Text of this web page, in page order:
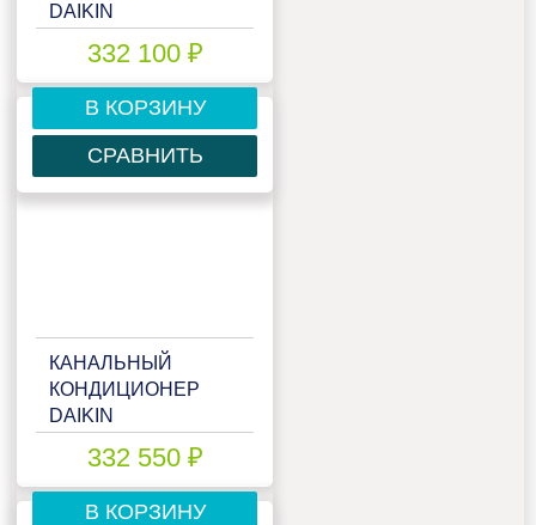
DAIKIN
332 100 ₽
В КОРЗИНУ
СРАВНИТЬ
КАНАЛЬНЫЙ
КОНДИЦИОНЕР
DAIKIN
332 550 ₽
В КОРЗИНУ